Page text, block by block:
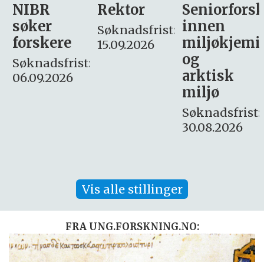
Rektor
Søknadsfrist:
15.09.2026
Seniorforsker
innen
miljøkjemi
søker
– fast
Søknadsfrist:
16. august.
Vis alle stillinger
FRA UNG.FORSKNING.NO: